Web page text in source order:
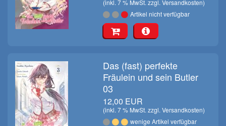
(inkl. 7 % MwSt. zzgl.Versandkosten)
Artikel nicht verfügbar
Das (fast) perfekte
Fräulein und sein Butler
03
12,00 EUR
(inkl. 7 % MwSt. zzgl.Versandkosten)
wenige Artikel verfügbar